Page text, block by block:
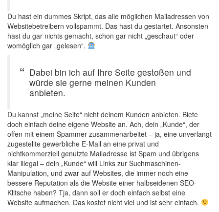
Du hast ein dummes Skript, das alle möglichen Mailadressen von
Websitebetreibern vollspammt. Das hast du gestartet. Ansonsten
hast du gar nichts gemacht, schon gar nicht „geschaut“ oder
womöglich gar „gelesen“.
Dabei bin ich auf Ihre Seite gestoßen und
würde sie gerne meinen Kunden
anbieten.
Du kannst „meine Seite“ nicht deinem Kunden anbieten. Biete
doch einfach deine eigene Website an. Ach, dein „Kunde“, der
offen mit einem Spammer zusammenarbeitet – ja, eine unverlangt
zugestellte gewerbliche E-Mail an eine privat und
nichtkommerziell genutzte Mailadresse ist Spam und übrigens
klar illegal – dein „Kunde“ will Links zur Suchmaschinen-
Manipulation, und zwar auf Websites, die immer noch eine
bessere Reputation als die Website einer halbseidenen SEO-
Klitsche haben? Tja, dann soll er doch einfach selbst eine
Website aufmachen. Das kostet nicht viel und ist sehr einfach.